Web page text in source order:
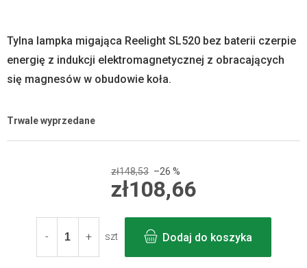
Trwale wyprzedane
Tylna lampka migająca Reelight SL520 bez baterii czerpie
energię z indukcji elektromagnetycznej z obracających
się magnesów w obudowie koła.
zł148,53 –26 %
zł108,66
jednostkowa:
szt
Dodaj do koszyka